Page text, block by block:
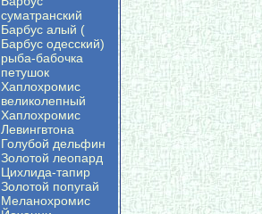
суматранский
Барбус алый (
Барбус одесский)
рыба-бабочка
петушок
Хаплохромис
великолепный
Хаплохромис
Левингвтона
Голубой дельфин
Золотой леопард
Цихлида-тапир
Золотой попугай
Меланохромис